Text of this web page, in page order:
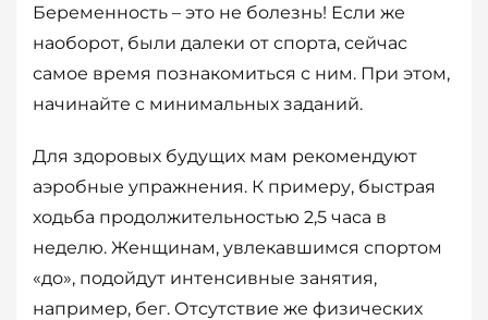
Беременность – это не болезнь! Если же
наоборот, были далеки от спорта, сейчас
самое время познакомиться с ним. При этом,
начинайте с минимальных заданий.
Для здоровых будущих мам рекомендуют
аэробные упражнения. К примеру, быстрая
ходьба продолжительностью 2,5 часа в
неделю. Женщинам, увлекавшимся спортом
«до», подойдут интенсивные занятия,
например, бег. Отсутствие же физических